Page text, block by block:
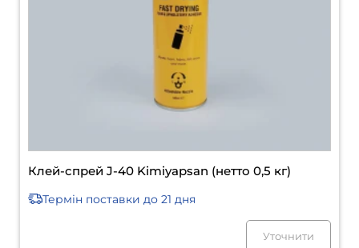
Клей-спрей J-40 Kimiyapsan (нетто 0,5 кг)
Термін поставки до 21 дня
Уточнити